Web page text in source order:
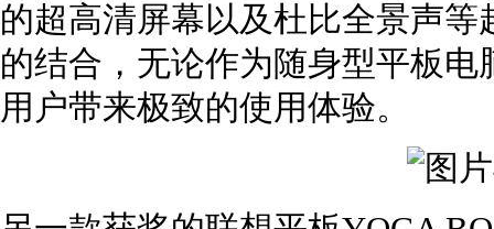
的超高清屏幕以及杜比全景声
的结合，无论作为随身型平板
用户带来极致的使用体验。